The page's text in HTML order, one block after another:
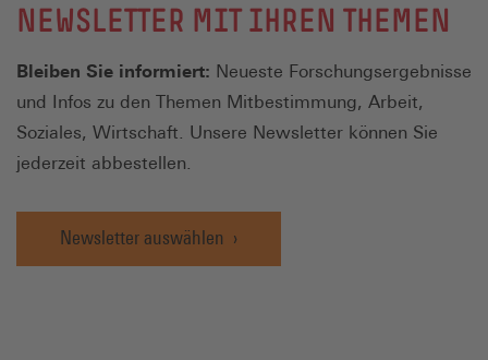
NEWSLETTER MIT IHREN THEMEN
Bleiben Sie informiert: Neueste Forschungsergebnisse
und Infos zu den Themen Mitbestimmung, Arbeit,
Soziales, Wirtschaft. Unsere Newsletter können Sie
jederzeit abbestellen.
Newsletter auswählen